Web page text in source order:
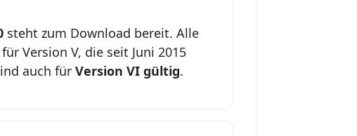
steht zum Download bereit. Alle
Version V, die seit Juni 2015
auch für Version VI gültig.